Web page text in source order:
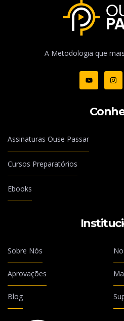
A Metodologia que
Assinaturas Ouse Passar
Cursos Preparatórios
Ebooks
Sobre Nós
Aprovações
Blog